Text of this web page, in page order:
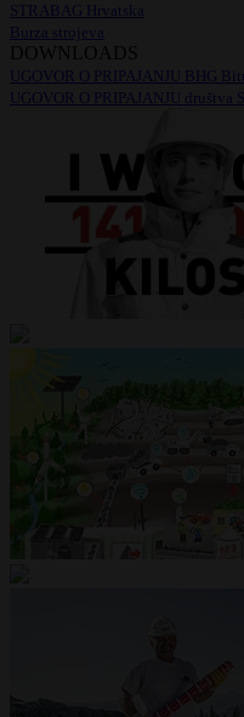
STRABAG Hrvatska
Burza strojeva
DOWNLOADS
UGOVOR O PRIPAJANJU BHG
UGOVOR O PRIPAJANJU društva